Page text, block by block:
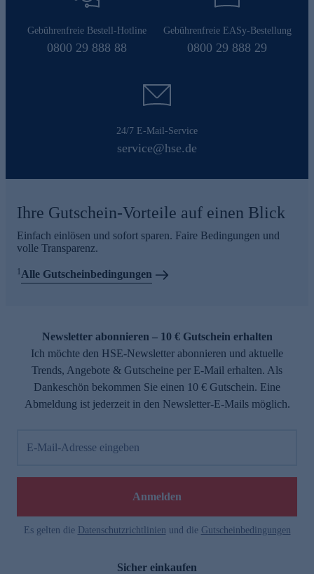
Gebührenfreie Bestell-Hotline
0800 29 888 88
Gebührenfreie EASy-Bestellung
0800 29 888 29
24/7 E-Mail-Service
service@hse.de
Ihre Gutschein-Vorteile auf einen Blick
Einfach einlösen und sofort sparen. Faire Bedingungen und
volle Transparenz.
1Alle Gutscheinbedingungen
Newsletter abonnieren – 10 € Gutschein erhalten
Ich möchte den HSE-Newsletter abonnieren und aktuelle
Trends, Angebote & Gutscheine per E-Mail erhalten. Als
Dankeschön bekommen Sie einen 10 € Gutschein. Eine
Abmeldung ist jederzeit in den Newsletter-E-Mails möglich.
E-Mail-Adresse eingeben
Anmelden
Es gelten die Datenschutzrichtlinien und die Gutscheinbedingungen
Sicher einkaufen